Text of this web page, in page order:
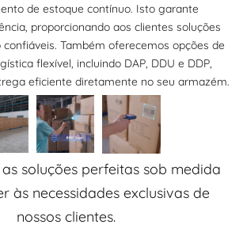
de estoque contínuo. Isto garante
proporcionando aos clientes soluções
Também oferecemos opções de
flexível, incluindo DAP, DDU e DDP,
eficiente diretamente no seu armazém.
soluções perfeitas sob medida
às necessidades exclusivas de
nossos clientes.